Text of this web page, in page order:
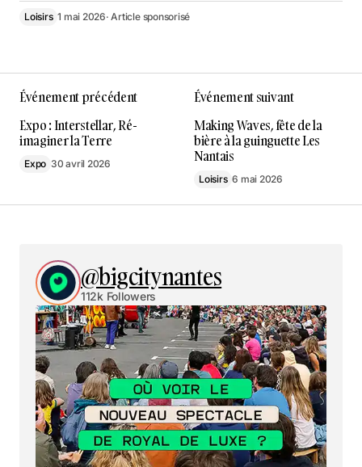
Loisirs 1 mai 2026· Article sponsorisé
Événement précédent
Expo : Interstellar, Ré-
imaginer la Terre
Expo 30 avril 2026
Événement suivant
Making Waves, fête de la
bière à la guinguette Les
Nantais
Loisirs 6 mai 2026
@bigcitynantes
112k Followers